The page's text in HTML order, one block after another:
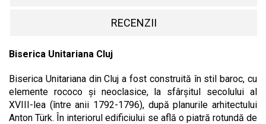
RECENZII
Biserica Unitariana Cluj
Biserica Unitariana din Cluj a fost construită în stil baroc, cu
elemente rococo și neoclasice, la sfârșitul secolului al
XVIII-lea (între anii 1792-1796), după planurile arhitectului
Anton Türk. În interiorul edificiului se află o piatră rotundă de